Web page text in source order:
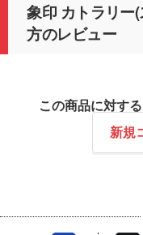
象印 カトラリー
方のレビュー
この商品に対す
新規